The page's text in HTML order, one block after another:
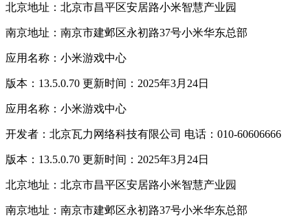
北京地址：北京市昌平区安居路小米智慧产业园
南京地址：南京市建邺区永初路37号小米华东总部
应用名称：小米游戏中心
版本：13.5.0.70 更新时间：2025年3月24日
应用名称：小米游戏中心
开发者：北京瓦力网络科技有限公司 电话：010-60606666
版本：13.5.0.70 更新时间：2025年3月24日
北京地址：北京市昌平区安居路小米智慧产业园
南京地址：南京市建邺区永初路37号小米华东总部